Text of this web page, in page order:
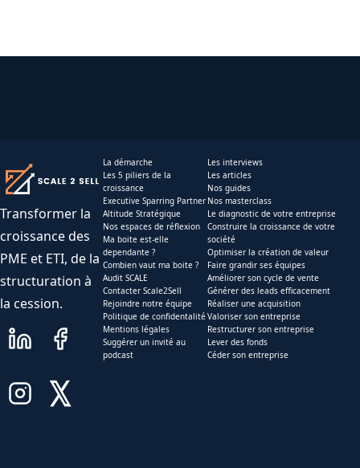
Transformer la
croissance des
PME et ETI, de la
structuration à
la cession.
La démarche
Les 5 piliers de la
croissance
Executive Sparring Partner
Altitude Stratégique
Nos espaces de réflexion
Ma boite est-elle
dependante ?
Combien vaut ma boite ?
Audit SCALE
Contacter Scale2Sell
Rejoindre notre équipe
Politique de confidentalité
Mentions légales
Suggérer un invité au
podcast
Les interviews
Les articles
Nos guides
Nos masterclass
Le diagnostic de votre entreprise
Construire la croissance de votre
société
Optimiser la création de valeur
Faire grandir ses équipes
Améliorer son cycle de vente
Générer des leads efficacement
Réaliser une acquisition
Valoriser son entreprise
Restructurer son entreprise
Lever des fonds
Céder son entreprise